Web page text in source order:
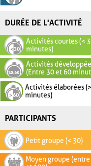
DURÉE DE L'ACTIVITÉ
Activités courtes (<
minutes)
Activités
(Entre 30 et 60
Activités élaborées
minutes)
PARTICIPANTS
Petit groupe (< 30)
Moyen groupe